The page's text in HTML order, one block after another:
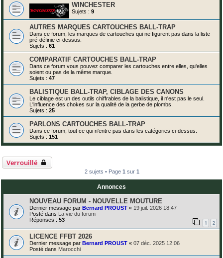
WINCHESTER
Sujets : 9
AUTRES MARQUES CARTOUCHES BALL-TRAP
Dans ce forum, les marques de cartouches qui ne figurent pas dans la liste
pré-définie ci-dessus.
Sujets : 61
COMPARATIF CARTOUCHES BALL-TRAP
Dans ce forum vous pouvez comparer les cartouches entre elles, qu'elles
soient ou pas de la même marque.
Sujets : 47
BALISTIQUE BALL-TRAP, CIBLAGE DES CANONS
Le ciblage est un des outils chiffrables de la balistique, il n'est pas le seul.
L'influence des chokes sur la qualité de la gerbe de plombs.
Sujets : 25
PARLONS CARTOUCHES BALL-TRAP
Dans ce forum, tout ce qui n'entre pas dans les catégories ci-dessus.
Sujets : 151
Verrouillé
2 sujets • Page 1 sur 1
Annonces
NOUVEAU FORUM - NOUVELLE MOUTURE
Dernier message par Bernard PROUST « 19 juil. 2026 18:47
Posté dans La vie du forum
Réponses : 53 1 2
LICENCE FFBT 2026
Dernier message par Bernard PROUST « 07 déc. 2025 12:06
Posté dans Marocchi